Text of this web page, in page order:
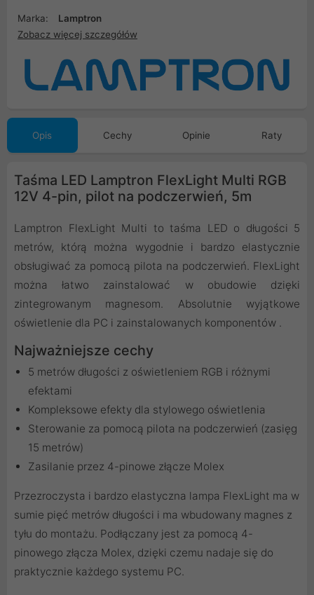
Marka:
Lamptron
Zobacz więcej szczegółów
Opis Cechy Opinie Raty
Taśma LED Lamptron FlexLight Multi RGB
12V 4-pin, pilot na podczerwień, 5m
Lamptron FlexLight Multi to taśma LED o długości 5
metrów, którą można wygodnie i bardzo elastycznie
obsługiwać za pomocą pilota na podczerwień. FlexLight
można łatwo zainstalować w obudowie dzięki
zintegrowanym magnesom. Absolutnie wyjątkowe
oświetlenie dla PC i zainstalowanych komponentów .
Najważniejsze cechy
5 metrów długości z oświetleniem RGB i różnymi
efektami
Kompleksowe efekty dla stylowego oświetlenia
Sterowanie za pomocą pilota na podczerwień (zasięg
15 metrów)
Zasilanie przez 4-pinowe złącze Molex
Przezroczysta i bardzo elastyczna lampa FlexLight ma w
sumie pięć metrów długości i ma wbudowany magnes z
tyłu do montażu. Podłączany jest za pomocą 4-
pinowego złącza Molex, dzięki czemu nadaje się do
praktycznie każdego systemu PC.